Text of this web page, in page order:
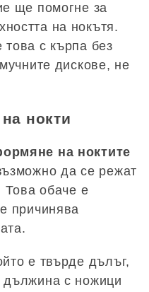
ще помогне за
на нокътя.
с кърпа без
дискове, не
нокти
на ноктите
да се режат
Това обаче е
причинява
е твърде дълъг,
дължина с ножици